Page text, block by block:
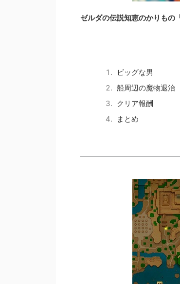
ゼルダの伝説知恵のかりもの
ビッグな男
船周辺の魔物退治
クリア報酬
まとめ